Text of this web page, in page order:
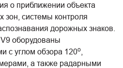
о приближении объекта
зон, системы контроля
дорожных знаков.
оборудованы
с углом обзора 120о
а также радарными